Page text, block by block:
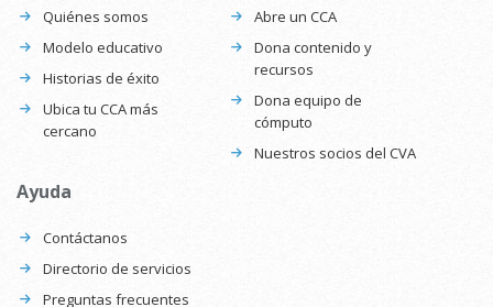
Quiénes somos
Modelo educativo
Historias de éxito
Ubica tu CCA más
cercano
Abre un CCA
Dona contenido y
recursos
Dona equipo de
cómputo
Nuestros socios del CVA
Ayuda
Contáctanos
Directorio de servicios
Preguntas frecuentes